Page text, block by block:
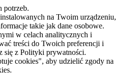
potrzeb.
na Twoim urządzeniu,
takie jak dane osobowe.
w celach analitycznych i
treści do Twoich preferencji i
się z Polityki prywatności.
cookies", aby udzielić zgody na